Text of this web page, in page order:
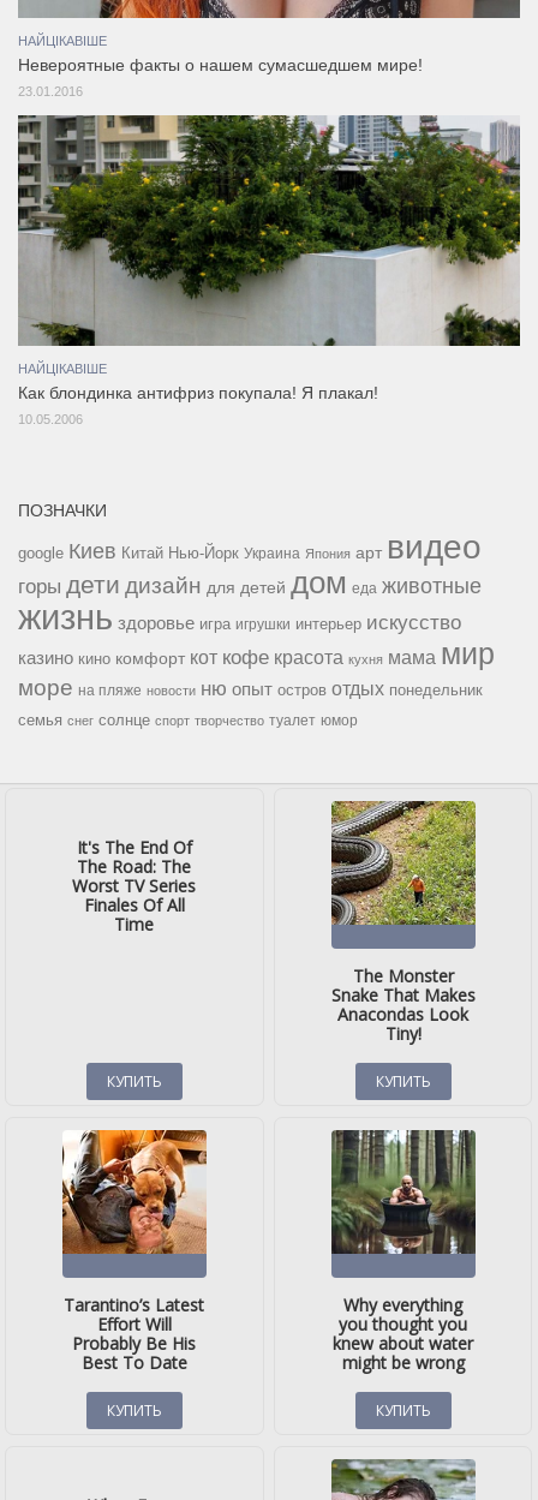
НАЙЦІКАВІШЕ
Невероятные факты о нашем сумасшедшем мире!
23.01.2016
НАЙЦІКАВІШЕ
Как блондинка антифриз покупала! Я плакал!
10.05.2006
ПОЗНАЧКИ
google Киев Китай Нью-Йорк Украина Япония арт видео
горы дети дизайн для детей дом еда животные
жизнь здоровье игра игрушки интерьер искусство
казино кино комфорт кот кофе красота кухня мама мир
море на пляже новости ню опыт остров отдых понедельник
семья снег солнце спорт творчество туалет юмор